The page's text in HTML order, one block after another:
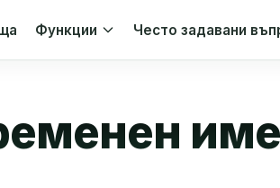
Функции Често задавани